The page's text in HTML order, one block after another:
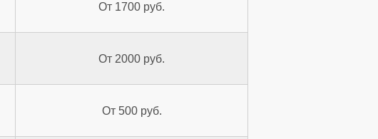
От 1700 руб.
От 2000 руб.
От 500 руб.